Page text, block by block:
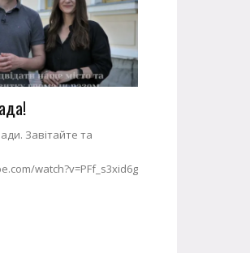
Завітайте та
watch?v=PFf_s3xid6g